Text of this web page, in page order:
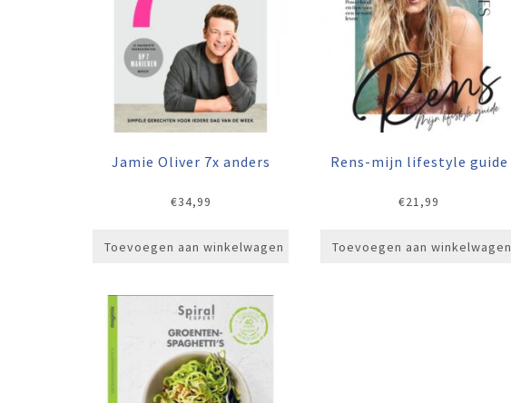
Jamie Oliver 7x anders
€34,99
Toevoegen aan winkelwagen
Rens-mijn lifestyle guide
€21,99
Toevoegen aan winkelwagen